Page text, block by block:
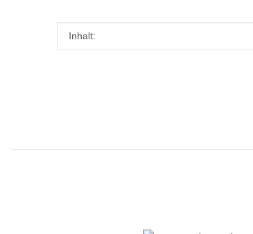
Produkteigenschaft
Wert
Inhalt: